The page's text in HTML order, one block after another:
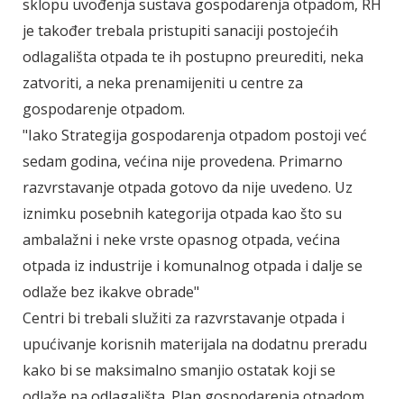
sklopu uvođenja sustava gospodarenja otpadom, RH
je također trebala pristupiti sanaciji postojećih
odlagališta otpada te ih postupno preurediti, neka
zatvoriti, a neka prenamijeniti u centre za
gospodarenje otpadom.
"Iako Strategija gospodarenja otpadom postoji već
sedam godina, većina nije provedena. Primarno
razvrstavanje otpada gotovo da nije uvedeno. Uz
iznimku posebnih kategorija otpada kao što su
ambalažni i neke vrste opasnog otpada, većina
otpada iz industrije i komunalnog otpada i dalje se
odlaže bez ikakve obrade"
Centri bi trebali služiti za razvrstavanje otpada i
upućivanje korisnih materijala na dodatnu preradu
kako bi se maksimalno smanjio ostatak koji se